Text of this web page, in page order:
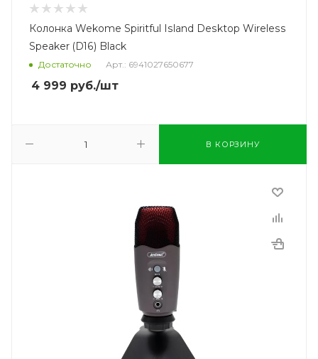
Колонка Wekome Spiritful Island Desktop Wireless
Speaker (D16) Black
Достаточно Арт.: 6941027650677
4 999 руб./шт
В КОРЗИНУ